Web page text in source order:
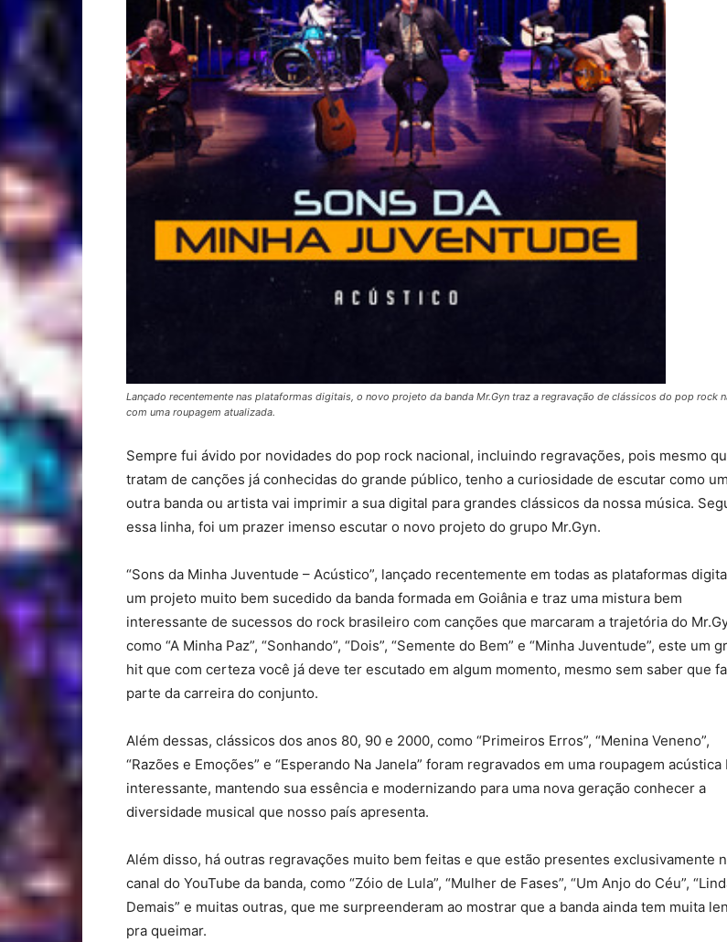
Lançado recentemente nas plataformas digitais, o novo projeto da banda Mr.Gyn traz a regravação de clássicos do pop rock
com uma roupagem atualizada.
Sempre fui ávido por novidades do pop rock nacional, incluindo regravações, pois mesmo
tratam de canções já conhecidas do grande público, tenho a curiosidade de escutar como
outra banda ou artista vai imprimir a sua digital para grandes clássicos da nossa música.
essa linha, foi um prazer imenso escutar o novo projeto do grupo Mr.Gyn.
“Sons da Minha Juventude – Acústico”, lançado recentemente em todas as plataformas
um projeto muito bem sucedido da banda formada em Goiânia e traz uma mistura bem
interessante de sucessos do rock brasileiro com canções que marcaram a trajetória do
como “A Minha Paz”, “Sonhando”, “Dois”, “Semente do Bem” e “Minha Juventude”, este um
hit que com certeza você já deve ter escutado em algum momento, mesmo sem saber que
parte da carreira do conjunto.
Além dessas, clássicos dos anos 80, 90 e 2000, como “Primeiros Erros”, “Menina Veneno”,
“Razões e Emoções” e “Esperando Na Janela” foram regravados em uma roupagem acústica
interessante, mantendo sua essência e modernizando para uma nova geração conhecer a
diversidade musical que nosso país apresenta.
Além disso, há outras regravações muito bem feitas e que estão presentes exclusivamente
canal do YouTube da banda, como “Zóio de Lula”, “Mulher de Fases”, “Um Anjo do Céu”,
Demais” e muitas outras, que me surpreenderam ao mostrar que a banda ainda tem muita
pra queimar.